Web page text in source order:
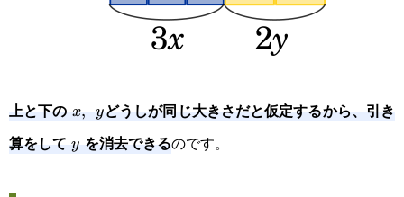
上と下の x,
\enspace
x, yどうしが同じ大きさだと仮定するから、引き
算をして y
y を消去できるのです。